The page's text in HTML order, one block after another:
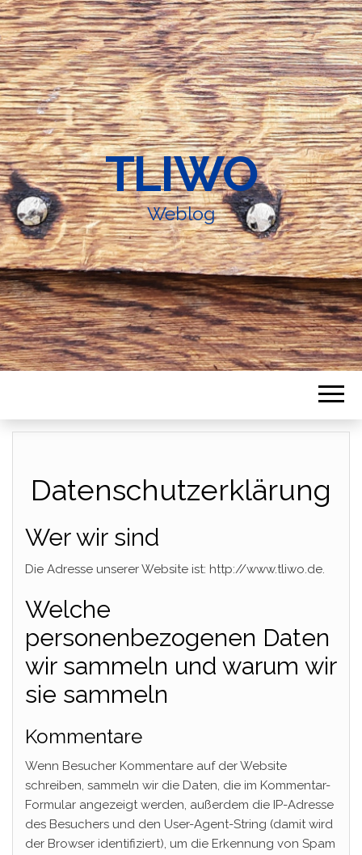
TLIWO
Weblog
Datenschutzerklärung
Wer wir sind
Die Adresse unserer Website ist: http://www.tliwo.de.
Welche
personenbezogenen Daten
wir sammeln und warum wir
sie sammeln
Kommentare
Wenn Besucher Kommentare auf der Website
schreiben, sammeln wir die Daten, die im Kommentar-
Formular angezeigt werden, außerdem die IP-Adresse
des Besuchers und den User-Agent-String (damit wird
der Browser identifiziert), um die Erkennung von Spam